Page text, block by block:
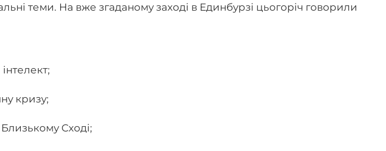
теми. На вже згаданому заході в Единбурзі цьогоріч говорили
кризу;
Сході;